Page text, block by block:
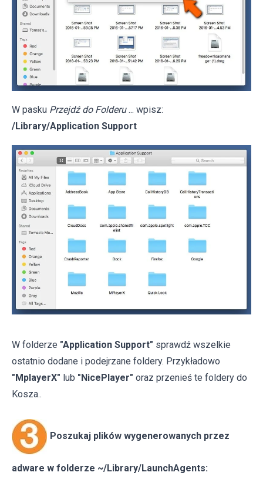
W pasku Przejdź do Folderu ... wpisz:
/Library/Application Support
W folderze "Application Support" sprawdź wszelkie
ostatnio dodane i podejrzane foldery. Przykładowo
"MplayerX" lub "NicePlayer" oraz przenieś te foldery do
Kosza..
Poszukaj plików wygenerowanych przez
adware w folderze ~/Library/LaunchAgents: